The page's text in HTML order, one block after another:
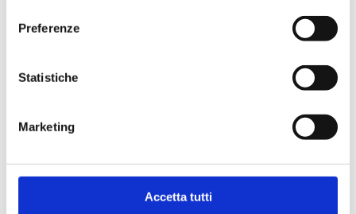
Preferenze
Statistiche
Marketing
Accetta tutti